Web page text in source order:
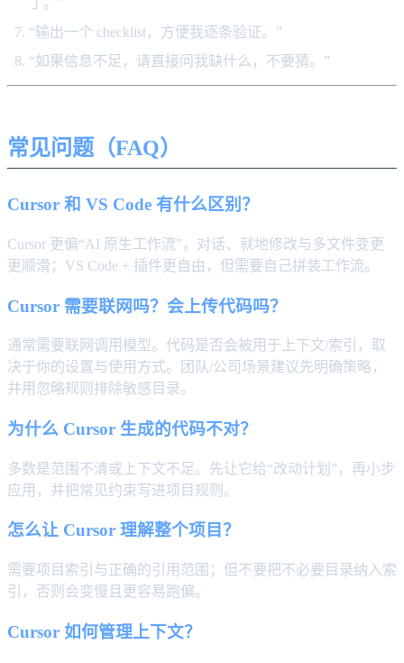
“输出一个 checklist，方便我逐条验证。”
“如果信息不足，请直接问我缺什么，不要猜。”
常见问题（FAQ）
Cursor 和 VS Code 有什么区别？
Cursor 更偏“AI 原生工作流”，对话、就地修改与多文件变更
更顺滑；VS Code + 插件更自由，但需要自己拼装工作流。
Cursor 需要联网吗？会上传代码吗？
通常需要联网调用模型。代码是否会被用于上下文/索引，取
决于你的设置与使用方式。团队/公司场景建议先明确策略，
并用忽略规则排除敏感目录。
为什么 Cursor 生成的代码不对？
多数是范围不清或上下文不足。先让它给“改动计划”，再小步
应用，并把常见约束写进项目规则。
怎么让 Cursor 理解整个项目？
需要项目索引与正确的引用范围；但不要把不必要目录纳入索
引，否则会变慢且更容易跑偏。
Cursor 如何管理上下文？